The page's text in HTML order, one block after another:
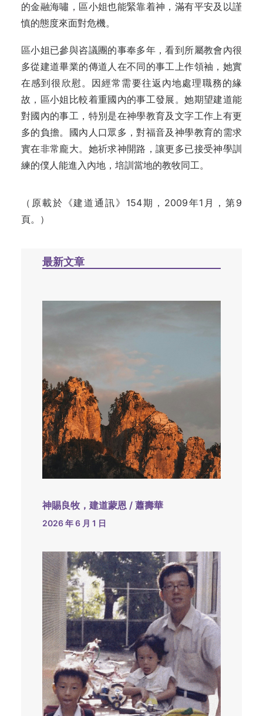
的金融海嘯，區小姐也能緊靠着神，滿有平安及以謹
慎的態度來面對危機。
區小姐已參與咨議團的事奉多年，看到所屬教會內很
多從建道畢業的傳道人在不同的事工上作領袖，她實
在感到很欣慰。因經常需要往返內地處理職務的緣
故，區小姐比較着重國內的事工發展。她期望建道能
對國內的事工，特別是在神學教育及文字工作上有更
多的負擔。國內人口眾多，對福音及神學教育的需求
實在非常龐大。她祈求神開路，讓更多已接受神學訓
練的僕人能進入內地，培訓當地的教牧同工。
（原載於《建道通訊》154期，2009年1月，第9
頁。）
最新文章
神賜良牧，建道蒙恩 / 蕭壽華
2026 年 6 月 1 日